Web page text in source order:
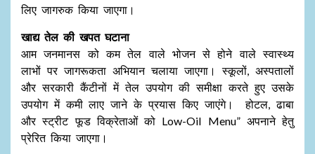
लिए जागरुक किया जाएगा।
खाद्य तेल की खपत घटाना
आम जनमानस को कम तेल वाले भोजन से होने वाले स्वास्थ्य
लाभों पर जागरूकता अभियान चलाया जाएगा। स्कूलों, अस्पतालों
और सरकारी कैंटीनों में तेल उपयोग की समीक्षा करते हुए उसके
उपयोग में कमी लाए जाने के प्रयास किए जाएंगे। होटल, ढाबा
और स्ट्रीट फूड विक्रेताओं को Low-Oil Menu” अपनाने हेतु
प्रेरित किया जाएगा।